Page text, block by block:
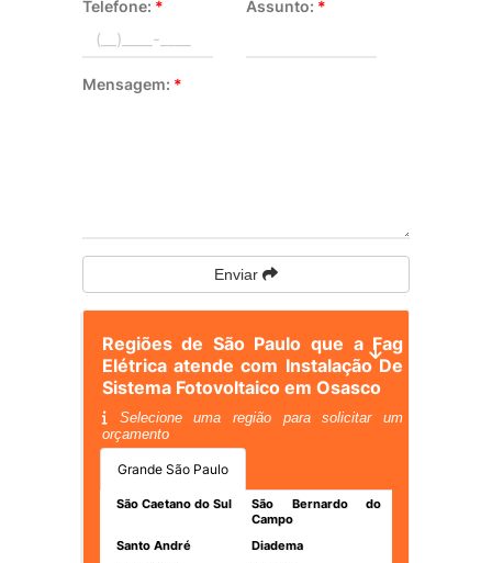
Telefone: * Assunto: *
Mensagem: *
Enviar
Regiões de São Paulo que a Fag
Elétrica atende com Instalação De
Sistema Fotovoltaico em Osasco
Selecione uma região para solicitar um
orçamento
Grande São Paulo
São Caetano do Sul
São Bernardo do
Campo
Santo André
Diadema